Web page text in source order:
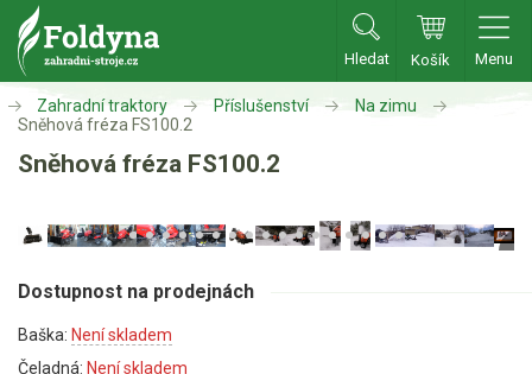
Hledat Košík Menu
Zahradní traktory
Zahradní traktory
Příslušenství
Oleje, maziva
Zahradní traktory Příslušenství
Na zimu
Sněhová fréza FS100.2
Sněhová fréza FS100.2
Dostupnost na prodejnách
Baška: Není skladem
Čeladná: Není skladem